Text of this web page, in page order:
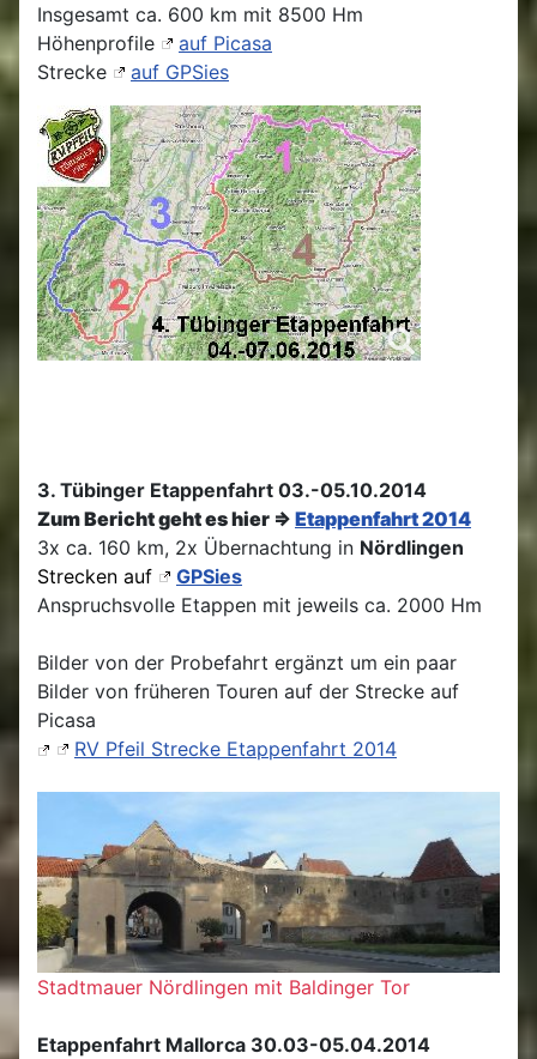
Insgesamt ca. 600 km mit 8500 Hm
Höhenprofile
auf Picasa
Strecke
auf GPSies
3. Tübinger Etappenfahrt 03.-05.10.2014
Zum Bericht geht es hier => Etappenfahrt 2014
3x ca. 160 km, 2x Übernachtung in Nördlingen
Strecken auf
GPSies
Anspruchsvolle Etappen mit jeweils ca. 2000 Hm
Bilder von der Probefahrt ergänzt um ein paar
Bilder von früheren Touren auf der Strecke auf
Picasa
RV Pfeil Strecke Etappenfahrt 2014
Stadtmauer Nördlingen mit Baldinger Tor
Etappenfahrt Mallorca 30.03-05.04.2014